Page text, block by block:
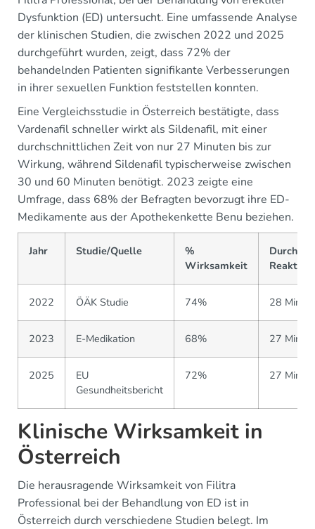
Dysfunktion (ED) untersucht. Eine umfassende Analyse
der klinischen Studien, die zwischen 2022 und 2025
durchgeführt wurden, zeigt, dass 72% der
behandelnden Patienten signifikante Verbesserungen
in ihrer sexuellen Funktion feststellen konnten.
Eine Vergleichsstudie in Österreich bestätigte, dass
Vardenafil schneller wirkt als Sildenafil, mit einer
durchschnittlichen Zeit von nur 27 Minuten bis zur
Wirkung, während Sildenafil typischerweise zwischen
30 und 60 Minuten benötigt. 2023 zeigte eine
Umfrage, dass 68% der Befragten bevorzugt ihre ED-
Medikamente aus der Apothekenkette Benu beziehen.
Jahr Studie/Quelle
%
Wirksamkeit
2022 ÖÄK Studie 74% 28
2023 E-Medikation 68% 27
2025
EU
Gesundheitsbericht
72% 27
Klinische Wirksamkeit in
Österreich
Die herausragende Wirksamkeit von Filitra
Professional bei der Behandlung von ED ist in
Österreich durch verschiedene Studien belegt. Im